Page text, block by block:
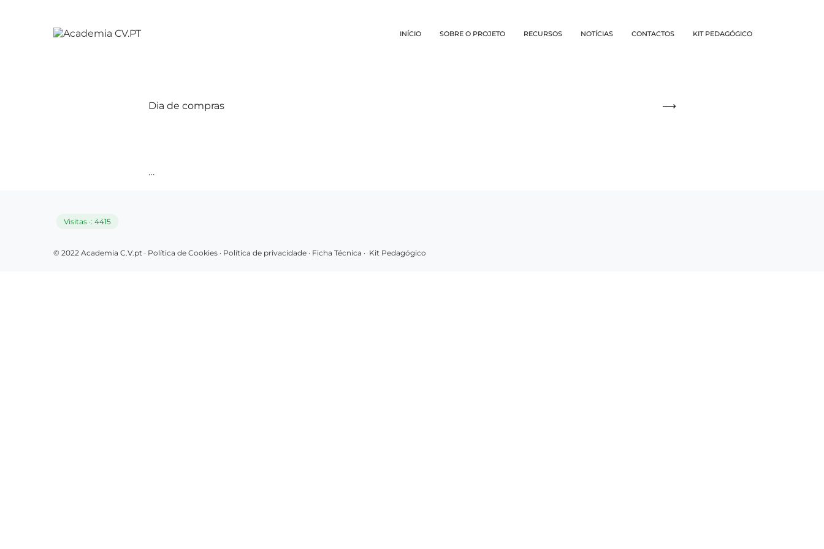
INÍCIO SOBRE O PROJETO RECURSOS NOTÍCIAS CONTACTOS KIT PEDAGÓGICO
Dia de compras
…
Visitas ·: 4415
© 2022 Academia C.V.pt · Política de Cookies · Política de privacidade · Ficha Técnica · Kit Pedagógico